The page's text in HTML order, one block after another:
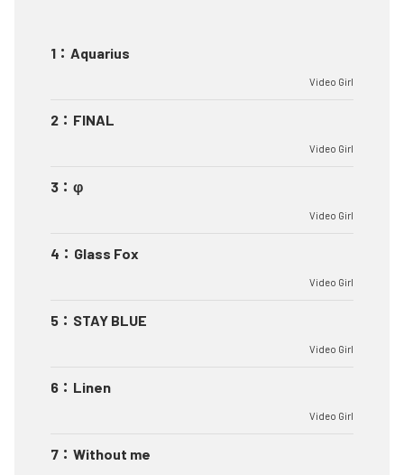
1 ： Aquarius
Video Girl
2 ： FINAL
Video Girl
3 ： φ
Video Girl
4 ： Glass Fox
Video Girl
5 ： STAY BLUE
Video Girl
6 ： Linen
Video Girl
7 ： Without me